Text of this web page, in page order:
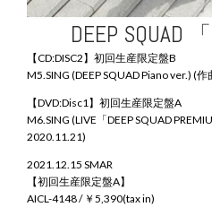
DEEP SQUAD 「
【CD:DISC2】初回生産限定盤B
M5.SING (DEEP SQUAD Piano ver.) (作
【DVD:Disc1】初回生産限定盤A
M6.SING (LIVE「DEEP SQUAD
2020.11.21)
2021.12.15 SMAR
【初回生産限定盤A】
AICL-4148 / ￥5,390(tax in)